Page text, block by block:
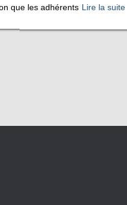
que les adhérents Lire la suite